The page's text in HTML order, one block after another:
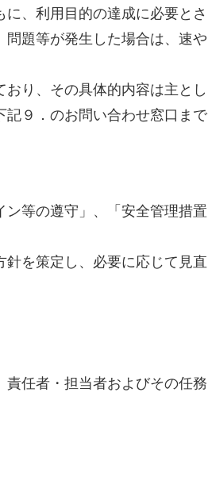
、利用目的の達成に必要とさ
題等が発生した場合は、速や
り、その具体的内容は主とし
記９．のお問い合わせ窓口まで
等の遵守」、「安全管理措置
を策定し、必要に応じて見直
任者・担当者およびその任務